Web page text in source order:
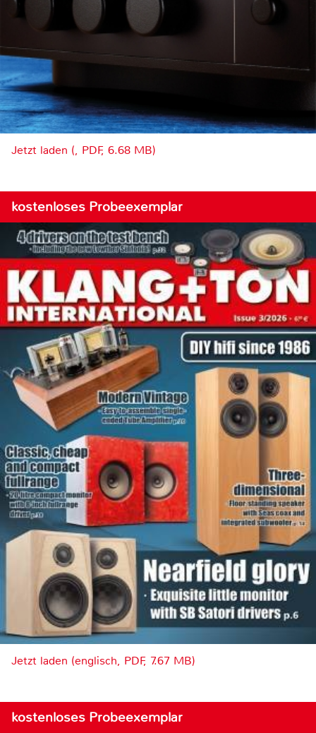
Jetzt laden (, PDF, 6.68 MB)
kostenloses Probeexemplar
Jetzt laden (englisch, PDF, 7.67 MB)
kostenloses Probeexemplar